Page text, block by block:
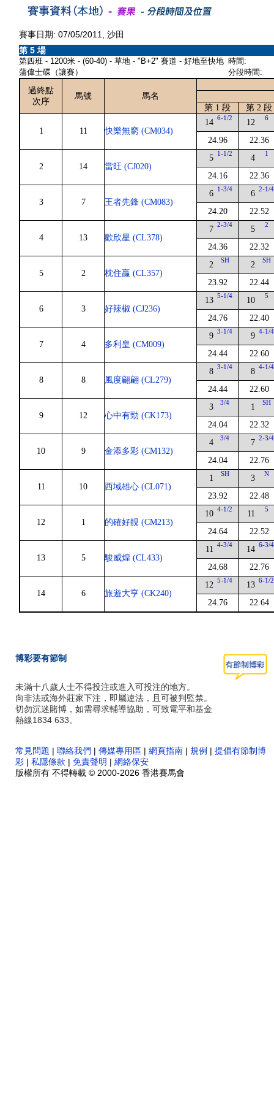
賽事日期: 07/05/2011, 沙田
第 5 場
第四班 - 1200米 - (60-40) - 草地 - "B+2" 賽道 - 好地至快地
蒲偉士碟（讓賽）
時間:
分段時間:
過終點
次序
馬號
馬名
第 1 段
第 2 段
1 11 快樂無窮 (CM034)
14 6-1/2
24.96
12 6
22.36
2 14 當旺 (CJ020)
5 1-1/2
24.16
4 1
22.36
3 7 王者先鋒 (CM083)
6 1-3/4
24.20
6 2-1/4
22.52
4 13 歡欣星 (CL378)
7 2-3/4
24.36
5 2
22.32
5 2 枕住贏 (CL357)
2 SH
23.92
2 SH
22.44
6 3 好辣椒 (CJ236)
13 5-1/4
24.76
10 5
22.40
7 4 多利皇 (CM009)
9 3-1/4
24.44
9 4-1/4
22.60
8 8 風度翩翩 (CL279)
8 3-1/4
24.44
8 4-1/4
22.60
9 12 心中有勁 (CK173)
3 3/4
24.04
1 SH
22.32
10 9 金添多彩 (CM132)
4 3/4
24.04
7 2-3/4
22.76
11 10 西域雄心 (CL071)
1 SH
23.92
3 N
22.48
12 1 的確好靚 (CM213)
10 4-1/2
24.64
11 5
22.52
13 5 駿威煌 (CL433)
11 4-3/4
24.68
14 6-3/4
22.76
14 6 旅遊大亨 (CK240)
12 5-1/4
24.76
13 6-1/2
22.64
博彩要有節制
未滿十八歲人士不得投注或進入可投注的地方。
向非法或海外莊家下注，即屬違法，且可被判監禁。
切勿沉迷賭博，如需尋求輔導協助，可致電平和基金
熱線1834 633。
常見問題 | 聯絡我們 | 傳媒專用區 | 網頁指南 | 規例 | 提倡有節制博
彩 | 私隱條款 | 免責聲明 | 網絡保安
版權所有 不得轉載 © 2000-2026 香港賽馬會